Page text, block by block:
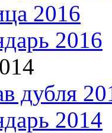
2016
2016
дубля
2014